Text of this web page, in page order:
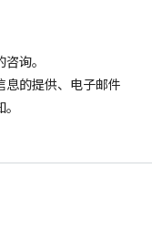
询。
息的提供、电子邮件